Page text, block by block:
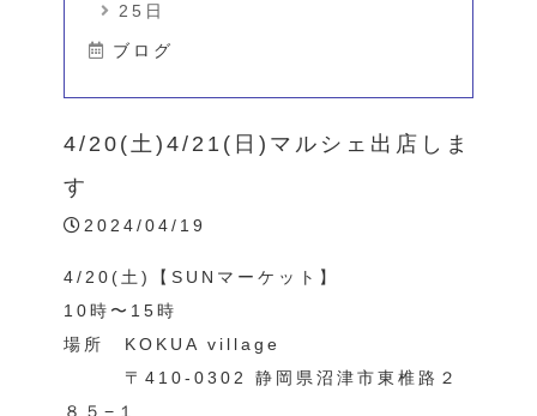
25日
ブログ
4/20(土)4/21(日)マルシェ出店しま
す
2024/04/19
4/20(土)【SUNマーケット】
10時〜15時
場所 KOKUA village
〒410-0302 静岡県沼津市東椎路２
８５−１